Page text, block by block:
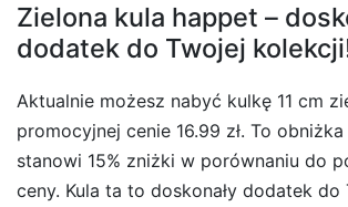
Zielona kula happet –
dodatek do Twojej
Aktualnie możesz nabyć kulkę 11 cm
promocyjnej cenie 16.99 zł. To
stanowi 15% zniżki w porównaniu do
ceny. Kula ta to doskonały dodatek